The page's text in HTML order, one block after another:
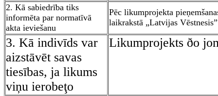
2. Kā sabiedrība tiks
informēta par normatīvā
akta ieviešanu
Pēc likumprojekta
laikrakstā „Latvijas
3. Kā indivīds var
aizstāvēt savas
tiesības, ja likums
viņu ierobeţo
Likumprojekts ðo